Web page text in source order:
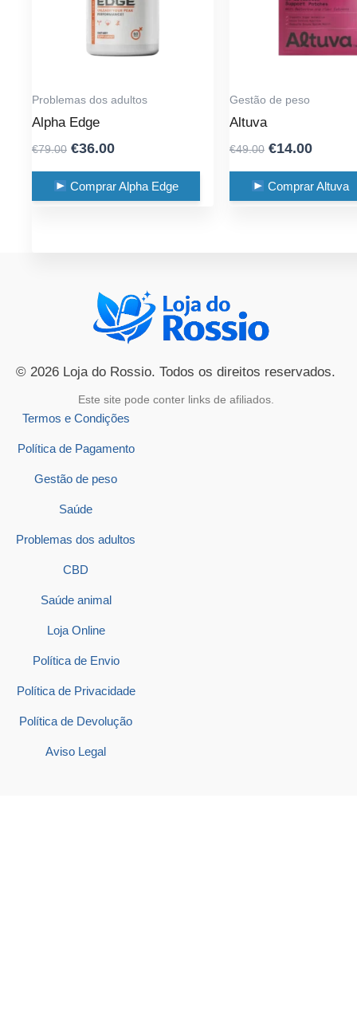
Problemas dos adultos
Alpha Edge
€79.00 Original
was:
€79.00.
€36.00Current
is:
€36.00.
Comprar Alpha Edge
Gestão de peso
Altuva
€49.00 Original
was:
€49.00.
€14.00
is:
Comprar Altuva
© 2026 Loja do Rossio. Todos os direitos reservados.
Este site pode conter links de afiliados.
Termos e Condições
Política de Pagamento
Gestão de peso
Saúde
Problemas dos adultos
CBD
Saúde animal
Loja Online
Política de Envio
Política de Privacidade
Política de Devolução
Aviso Legal